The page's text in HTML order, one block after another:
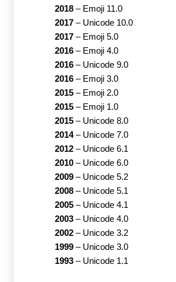
2018– Emoji 11.0
2017– Unicode 10.0
2017– Emoji 5.0
2016– Emoji 4.0
2016– Unicode 9.0
2016– Emoji 3.0
2015– Emoji 2.0
2015– Emoji 1.0
2015– Unicode 8.0
2014– Unicode 7.0
2012– Unicode 6.1
2010– Unicode 6.0
2009– Unicode 5.2
2008– Unicode 5.1
2005– Unicode 4.1
2003– Unicode 4.0
2002– Unicode 3.2
1999– Unicode 3.0
1993– Unicode 1.1